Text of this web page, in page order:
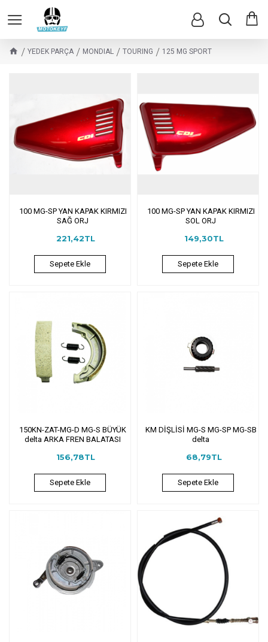
YEDEK PARÇA MONDIAL TOURING 125 MG SPORT
100 MG-SP YAN KAPAK KIRMIZI
SAĞ ORJ
221,42TL
Sepete Ekle
100 MG-SP YAN KAPAK KIRMIZI
SOL ORJ
149,30TL
Sepete Ekle
150KN-ZAT-MG-D MG-S BÜYÜK
delta ARKA FREN BALATASI
156,78TL
Sepete Ekle
KM DİŞLİSİ MG-S MG-SP MG-SB
delta
68,79TL
Sepete Ekle